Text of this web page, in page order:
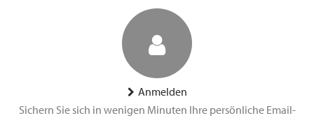
Anmelden
Sichern Sie sich in wenigen Minuten Ihre persönliche Email-